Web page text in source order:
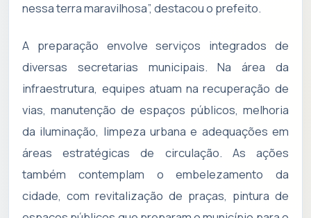
nessa terra maravilhosa”, destacou o prefeito.
A preparação envolve serviços integrados de
diversas secretarias municipais. Na área da
infraestrutura, equipes atuam na recuperação de
vias, manutenção de espaços públicos, melhoria
da iluminação, limpeza urbana e adequações em
áreas estratégicas de circulação. As ações
também contemplam o embelezamento da
cidade, com revitalização de praças, pintura de